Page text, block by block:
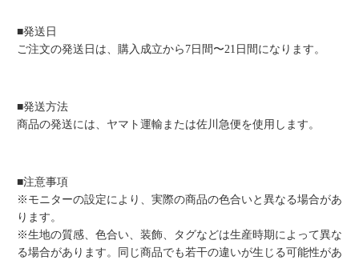
■発送日
ご注文の発送日は、購入成立から7日間〜21日間になります。
■発送方法
商品の発送には、ヤマト運輸または佐川急便を使用します。
■注意事項
※モニターの設定により、実際の商品の色合いと異なる場合があ
ります。
※生地の質感、色合い、装飾、タグなどは生産時期によって異な
る場合があります。同じ商品でも若干の違いが生じる可能性があ